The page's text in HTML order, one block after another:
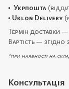
• Укрпошта
• Uklon Delivery
Термін доставки —
Вартість — згідно
*при наявності на
Консультація